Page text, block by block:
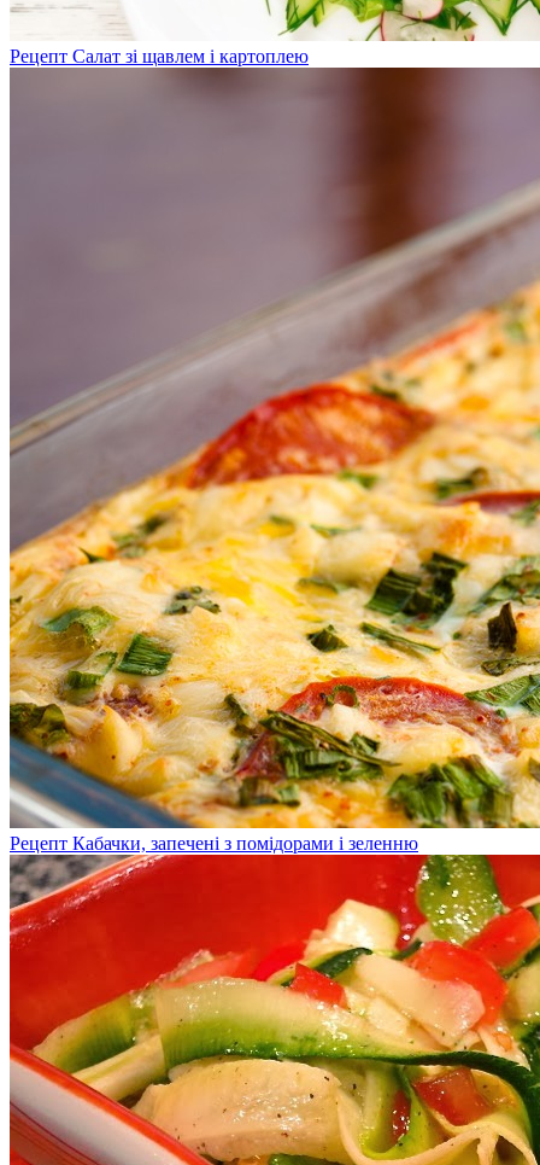
Рецепт Салат зі щавлем і картоплею
Рецепт Кабачки, запечені з помідорами і зеленню